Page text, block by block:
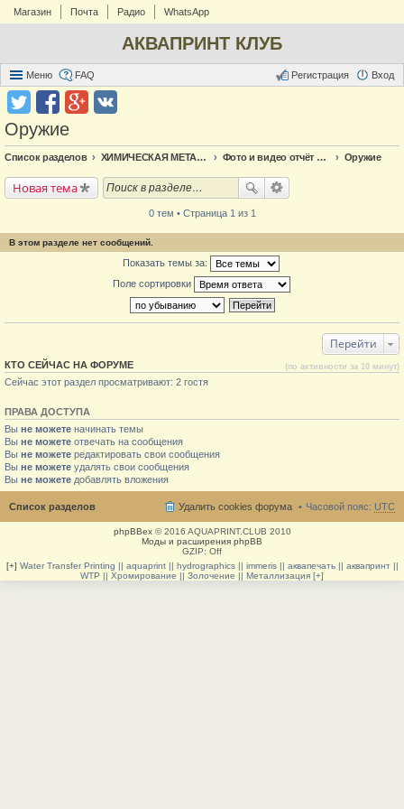
Магазин Почта Радио WhatsApp
АКВАПРИНТ КЛУБ
Меню FAQ Вход
Регистрация
Оружие
Список разделов ХИМИЧЕСКАЯ МЕТАЛЛИЗАЦИЯ Фото и видео отчёт по металлизации Оружие
Новая тема
0 тем • Страница 1 из 1
В этом разделе нет сообщений.
Показать темы за:
Поле сортировки
Перейти
КТО СЕЙЧАС НА ФОРУМЕ (по активности за 10 минут)
Сейчас этот раздел просматривают: 2 гостя
ПРАВА ДОСТУПА
Вы не можете начинать темы
Вы не можете отвечать на сообщения
Вы не можете редактировать свои сообщения
Вы не можете удалять свои сообщения
Вы не можете добавлять вложения
Список разделов Часовой пояс: UTC
Удалить cookies форума
phpBBex© 2016 AQUAPRINT.CLUB 2010
Моды и расширения phpBB
GZIP: Off
[+] Water Transfer Printing || aquaprint || hydrographics || immeris || аквапечать || аквапринт ||
WTP || Хромирование || Золочение || Металлизация [+]